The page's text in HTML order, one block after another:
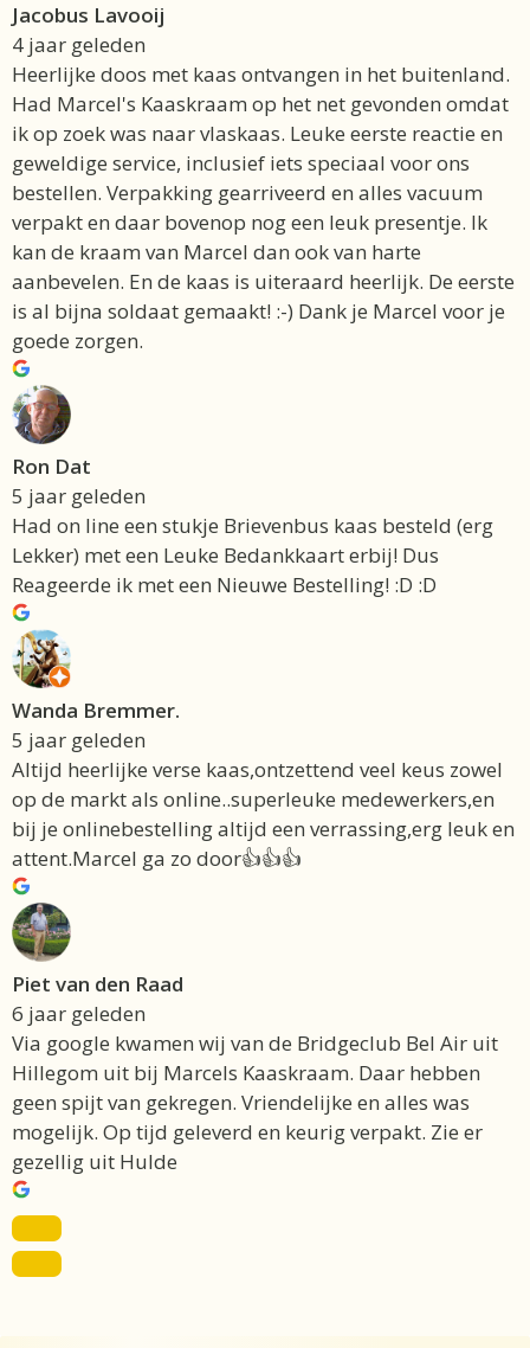
Jacobus Lavooij
4 jaar geleden
Heerlijke doos met kaas ontvangen in het buitenland.
Had Marcel's Kaaskraam op het net gevonden omdat
ik op zoek was naar vlaskaas. Leuke eerste reactie en
geweldige service, inclusief iets speciaal voor ons
bestellen. Verpakking gearriveerd en alles vacuum
verpakt en daar bovenop nog een leuk presentje. Ik
kan de kraam van Marcel dan ook van harte
aanbevelen. En de kaas is uiteraard heerlijk. De eerste
is al bijna soldaat gemaakt! :-) Dank je Marcel voor je
goede zorgen.
Ron Dat
5 jaar geleden
Had on line een stukje Brievenbus kaas besteld (erg
Lekker) met een Leuke Bedankkaart erbij! Dus
Reageerde ik met een Nieuwe Bestelling! :D :D
Wanda Bremmer.
5 jaar geleden
Altijd heerlijke verse kaas,ontzettend veel keus zowel
op de markt als online..superleuke medewerkers,en
bij je onlinebestelling altijd een verrassing,erg leuk en
attent.Marcel ga zo door👍👍👍
Piet van den Raad
6 jaar geleden
Via google kwamen wij van de Bridgeclub Bel Air uit
Hillegom uit bij Marcels Kaaskraam. Daar hebben
geen spijt van gekregen. Vriendelijke en alles was
mogelijk. Op tijd geleverd en keurig verpakt. Zie er
gezellig uit Hulde